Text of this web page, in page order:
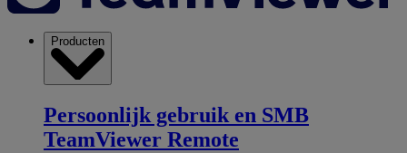
Producten
Persoonlijk gebruik en SMB
TeamViewer Remote